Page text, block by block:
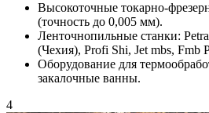
Высокоточные токарно-
(точность до 0,005 мм).
Ленточнопильные станки:
(Чехия), Profi Shi, Jet mbs, Fmb
Оборудование для
закалочные ванны.
4